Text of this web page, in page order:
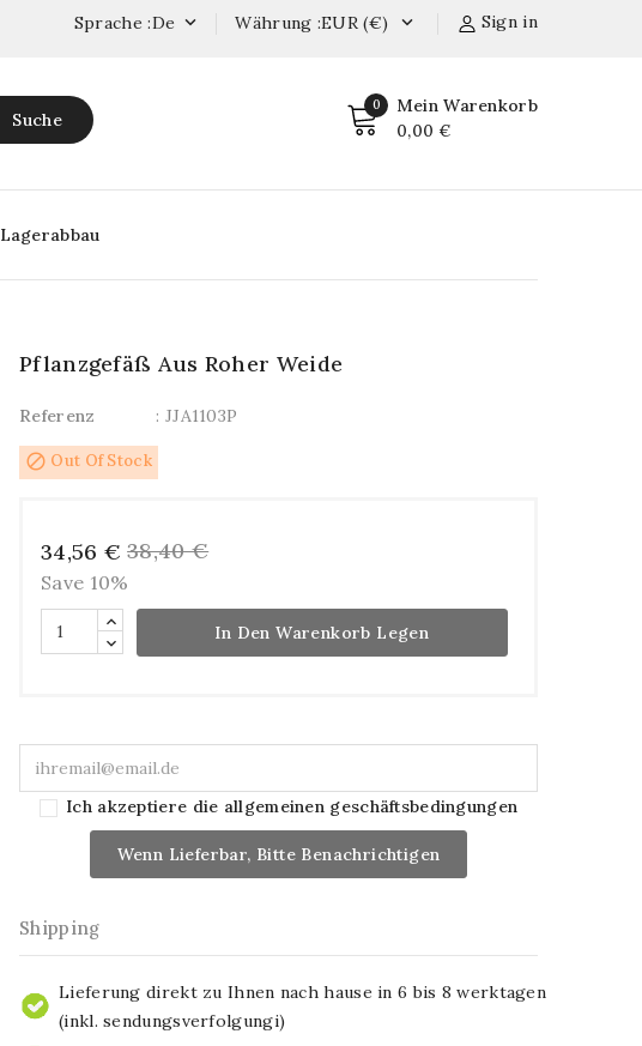
Sign in
Währung :EUR (€) 
Sprache :de 
Suche
0 Mein Warenkorb
0,00 €
Lagerabbau
Pflanzgefäß Aus Roher Weide
Referenz : JJA1103P
block Out Of Stock
34,56 € 38,40 €
Save 10%
In Den Warenkorb Legen
Ich akzeptiere die allgemeinen geschäftsbedingungen
Wenn Lieferbar, Bitte Benachrichtigen
Shipping
Lieferung direkt zu Ihnen nach hause in 6 bis 8 werktagen
(inkl. sendungsverfolgungi)